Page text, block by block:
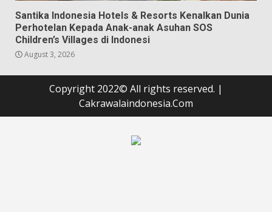
Santika Indonesia Hotels & Resorts Kenalkan Dunia
Perhotelan Kepada Anak-anak Asuhan SOS
Children’s Villages di Indonesi
August 3, 2026
Copyright 2022© All rights reserved. |
Cakrawalaindonesia.Com